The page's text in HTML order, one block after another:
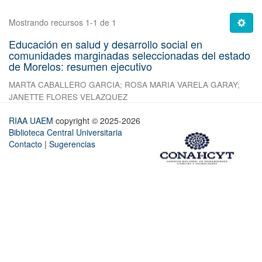
Mostrando recursos 1-1 de 1
Educación en salud y desarrollo social en
comunidades marginadas seleccionadas del estado
de Morelos: resumen ejecutivo
MARTA CABALLERO GARCIA; ROSA MARIA VARELA GARAY;
JANETTE FLORES VELAZQUEZ
RIAA UAEM copyright © 2025-2026
Biblioteca Central Universitaria
Contacto | Sugerencias